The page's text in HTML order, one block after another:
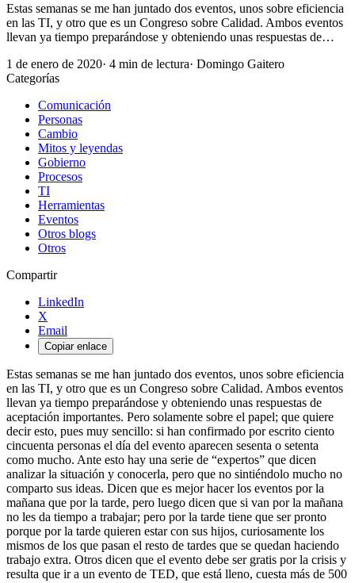
Estas semanas se me han juntado dos eventos, unos sobre eficiencia
en las TI, y otro que es un Congreso sobre Calidad. Ambos eventos
llevan ya tiempo preparándose y obteniendo unas respuestas de…
1 de enero de 2020· 4 min de lectura· Domingo Gaitero
Categorías
Comunicación
Personas
Cambio
Mitos y leyendas
Gobierno
Procesos
TI
Herramientas
Eventos
Otros blogs
Otros
Compartir
LinkedIn
X
Email
Copiar enlace
Estas semanas se me han juntado dos eventos, unos sobre eficiencia
en las TI, y otro que es un Congreso sobre Calidad. Ambos eventos
llevan ya tiempo preparándose y obteniendo unas respuestas de
aceptación importantes. Pero solamente sobre el papel; que quiere
decir esto, pues muy sencillo: si han confirmado por escrito ciento
cincuenta personas el día del evento aparecen sesenta o setenta
como mucho. Ante esto hay una serie de “expertos” que dicen
analizar la situación y conocerla, pero que no sintiéndolo mucho no
comparto sus ideas. Dicen que es mejor hacer los eventos por la
mañana que por la tarde, pero luego dicen que si van por la mañana
no les da tiempo a trabajar; pero por la tarde tiene que ser pronto
porque por la tarde quieren estar con sus hijos, curiosamente los
mismos de los que pasan el resto de tardes que se quedan haciendo
trabajo extra. Otros dicen que el evento debe ser gratis por la crisis y
resulta que ir a un evento de TED, que está lleno, cuesta más de 500